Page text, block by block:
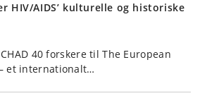
HIV/AIDS’ kulturelle og historiske
40 forskere til The European
et internationalt…